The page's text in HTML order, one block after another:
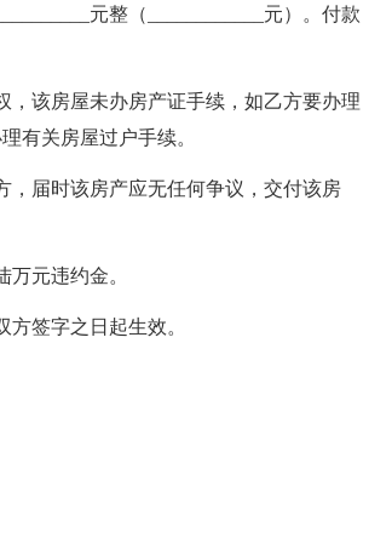
元整（____________元）。付款
，该房屋未办房产证手续，如乙方要办理
有关房屋过户手续。
，届时该房产应无任何争议，交付该房
元违约金。
签字之日起生效。